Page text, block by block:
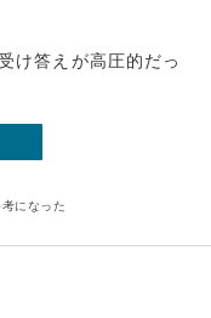
け答えが高圧的だっ
になった